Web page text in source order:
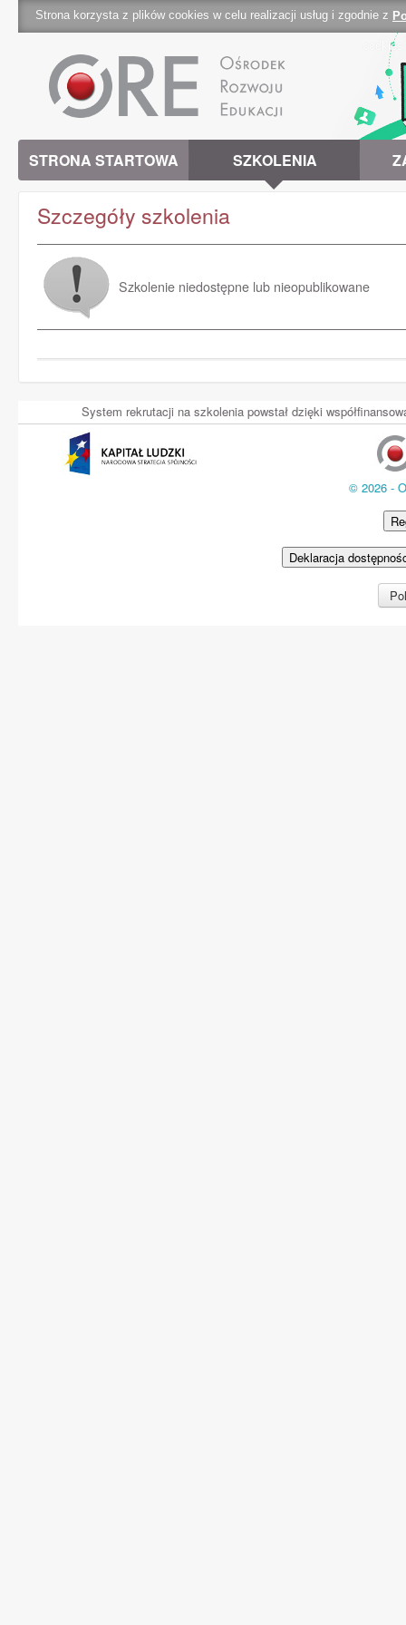
Strona korzysta z plików cookies w celu realizacji usług i zgodnie z
STRONA STARTOWA SZKOLENIA
Szczegóły szkolenia
Szkolenie niedostępne lub nieopublikowane
System rekrutacji na szkolenia powstał dzięki
© 2026 -
Deklaracja